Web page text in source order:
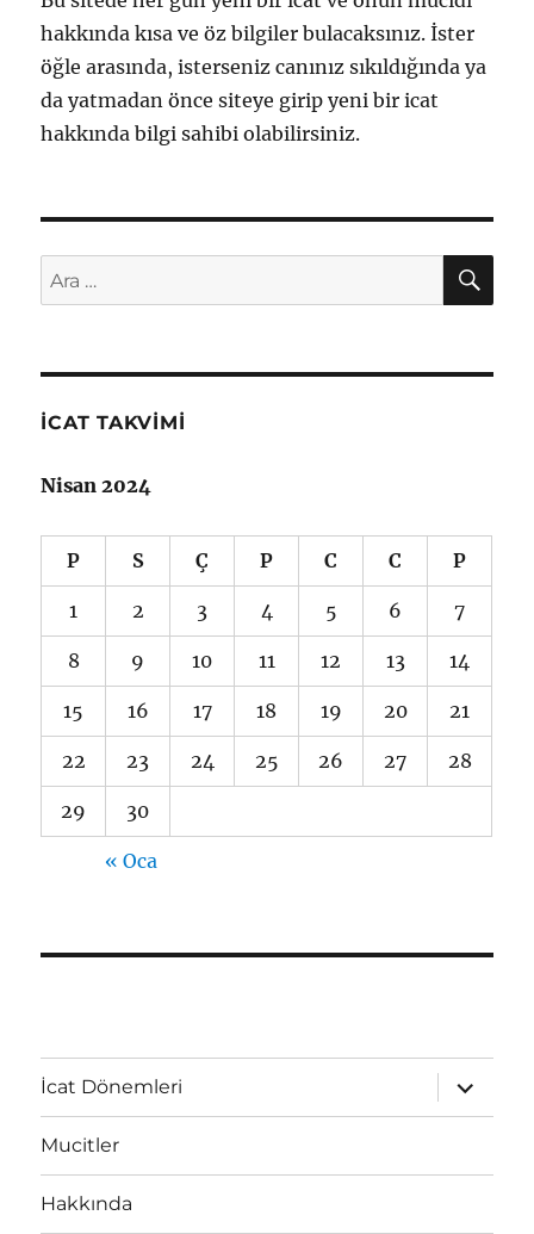
hakkında kısa ve öz bilgiler bulacaksınız. İster
öğle arasında, isterseniz canınız sıkıldığında ya
da yatmadan önce siteye girip yeni bir icat
hakkında bilgi sahibi olabilirsiniz.
Ara:
İCAT TAKVIMI
Nisan 2024
P S Ç P C C P
1 2 3 4 5 6 7
8 9 10 11 12 13 14
15 16 17 18 19 20 21
22 23 24 25 26 27 28
29 30
« Oca
İcat Dönemleri
Alt
menüyü
genişlet
Mucitler
Hakkında